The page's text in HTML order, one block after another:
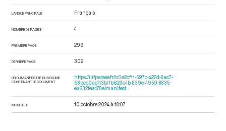
LANGUE PRINCIPALE Français
NOMBRE DE PAGES 4
PREMIÈRE PAGE 299
DERNIÈRE PAGE 302
URI DU MANIFEST IIIF DU VOLUME
CONTENANT LE DOCUMENT
https://iiif.persee.fr/b0e2cf11-597c-427d-8ac7-
68bcc0acf13b/1b623e4b-839e-4959-8835-
ea232fea178e/manifest
MODIFIÉ LE 10 octobre 2024 à 18:07